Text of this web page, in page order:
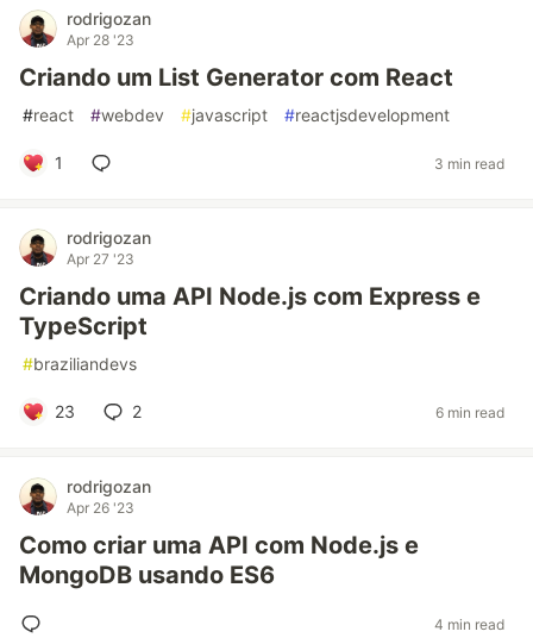
rodrigozan
Apr 28 '23
Criando um List Generator com React
#react #webdev #javascript #reactjsdevelopment
1 3 min read
rodrigozan
Apr 27 '23
Criando uma API Node.js com Express e
TypeScript
#braziliandevs
23 2 6 min read
rodrigozan
Apr 26 '23
Como criar uma API com Node.js e
MongoDB usando ES6
4 min read